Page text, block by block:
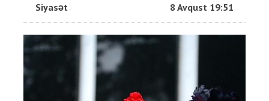
Siyasət 8 Avqust 19:51